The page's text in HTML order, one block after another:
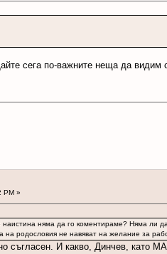
сега по-важните неща да видим
PM »
няма да го коментираме? Няма
родословия не навяват на желание за
съгласен. И какво, Динчев, като